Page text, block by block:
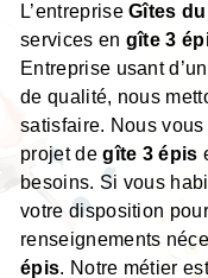
L’entrepriseGîtes
services en gîte 3
Entreprise usant
de qualité, nous
satisfaire. Nous
projet degîte 3 épis
besoins. Si vous
votre disposition
renseignements
épis. Notre métier